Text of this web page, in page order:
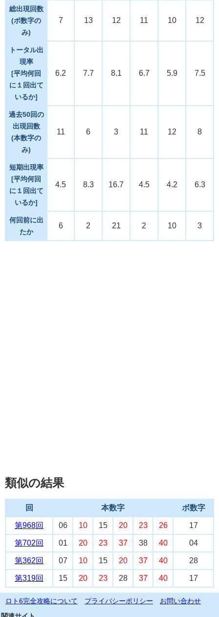
総出現回数
(ボ数字の
み)
7 13 12 11 10 12
トータル出
現率
[平均何回
に１回出て
いるか]
6.2 7.7 8.1 6.7 5.9 7.5
過去50回の
出現回数
(本数字の
み)
11 6 3 11 12 8
短期出現率
[平均何回
に１回出て
いるか]
4.5 8.3 16.7 4.5 4.2 6.3
何回前に出
たか
6 2 21 2 10 3
類似の結果
回 本数字 ボ数字
第968回 06 10 15 20 23 26 17
第702回 01 20 23 37 38 40 04
第362回 07 10 15 20 37 40 28
第319回 15 20 23 28 37 40 17
ロト6完全攻略について プライバシーポリシー
お問い合わせ